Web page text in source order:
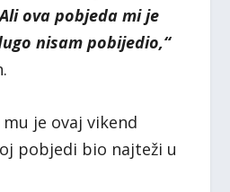
ova pobjeda mi je
nisam pobijedio,“
je ovaj vikend
pobjedi bio najteži u